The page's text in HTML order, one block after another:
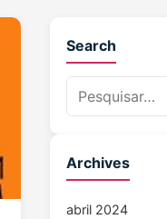
Search
Archives
abril 2024